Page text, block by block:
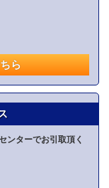
ら
ンターでお引取頂く